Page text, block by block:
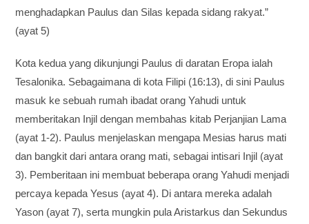
menghadapkan Paulus dan Silas kepada sidang rakyat.”
(ayat 5)
Kota kedua yang dikunjungi Paulus di daratan Eropa ialah
Tesalonika. Sebagaimana di kota Filipi (16:13), di sini Paulus
masuk ke sebuah rumah ibadat orang Yahudi untuk
memberitakan Injil dengan membahas kitab Perjanjian Lama
(ayat 1-2). Paulus menjelaskan mengapa Mesias harus mati
dan bangkit dari antara orang mati, sebagai intisari Injil (ayat
3). Pemberitaan ini membuat beberapa orang Yahudi menjadi
percaya kepada Yesus (ayat 4). Di antara mereka adalah
Yason (ayat 7), serta mungkin pula Aristarkus dan Sekundus